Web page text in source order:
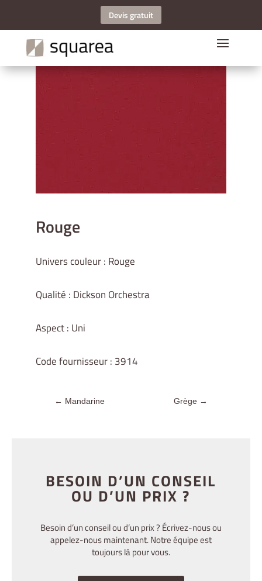
Devis gratuit
Rouge
Univers couleur : Rouge
Qualité : Dickson Orchestra
Aspect : Uni
Code fournisseur : 3914
← Mandarine Grège→
BESOIN D’UN CONSEIL
OU D’UN PRIX ?
Besoin d’un conseil ou d’un prix ? Écrivez-nous ou
appelez-nous maintenant. Notre équipe est
toujours là pour vous.